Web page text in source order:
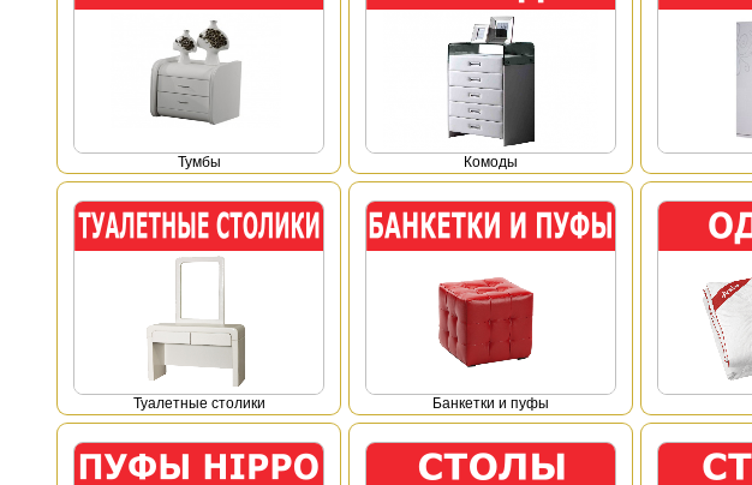
Тумбы Комоды
Туалетные столики Банкетки и пуфы